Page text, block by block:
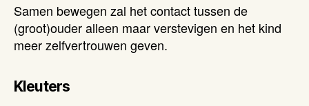
Samen bewegen zal het contact tussen de
(groot)ouder alleen maar verstevigen en het kind
meer zelfvertrouwen geven.
Kleuters